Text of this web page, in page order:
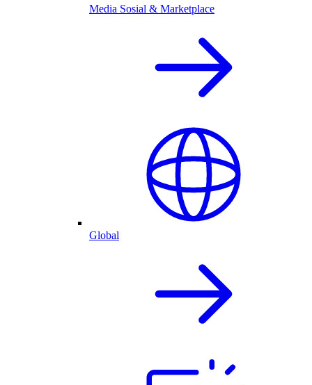
Media Sosial & Marketplace
Global